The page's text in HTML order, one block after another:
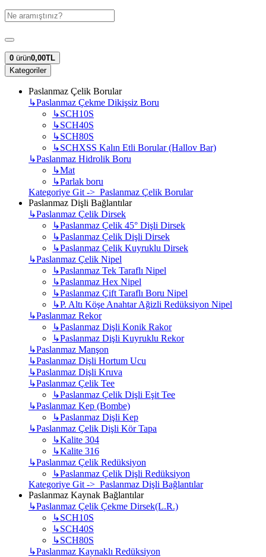
0 ürün0,00TL
Kategoriler
Paslanmaz Çelik Borular
↳Paslanmaz Çekme Dikişsiz Boru
↳SCH10S
↳SCH40S
↳SCH80S
↳SCHXSS Kalın Etli Borular (Hallov Bar)
↳Paslanmaz Hidrolik Boru
↳Mat
↳Parlak boru
Kategoriye Git -> Paslanmaz Çelik Borular
Paslanmaz Dişli Bağlantılar
↳Paslanmaz Çelik Dirsek
↳Paslanmaz Çelik 45° Dişli Dirsek
↳Paslanmaz Çelik Dişli Dirsek
↳Paslanmaz Çelik Kuyruklu Dirsek
↳Paslanmaz Çelik Nipel
↳Paslanmaz Tek Taraflı Nipel
↳Paslanmaz Hex Nipel
↳Paslanmaz Çift Taraflı Boru Nipel
↳P. Altı Köşe Anahtar Ağizli Redüksiyon Nipel
↳Paslanmaz Rekor
↳Paslanmaz Dişli Konik Rakor
↳Paslanmaz Dişli Kuyruklu Rekor
↳Paslanmaz Manşon
↳Paslanmaz Dişli Hortum Ucu
↳Paslanmaz Dişli Kruva
↳Paslanmaz Çelik Tee
↳Paslanmaz Çelik Dişli Eşit Tee
↳Paslanmaz Kep (Bombe)
↳Paslanmaz Dişli Kep
↳Paslanmaz Çelik Dişli Kör Tapa
↳Kalite 304
↳Kalite 316
↳Paslanmaz Çelik Redüksiyon
↳Paslanmaz Çelik Dişli Redüksiyon
Kategoriye Git -> Paslanmaz Dişli Bağlantılar
Paslanmaz Kaynak Bağlantılar
↳Paslanmaz Çelik Çekme Dirsek(L.R.)
↳SCH10S
↳SCH40S
↳SCH80S
↳Paslanmaz Kaynaklı Redüksiyon